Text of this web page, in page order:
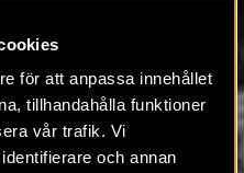
för att anpassa innehållet
tillhandahålla funktioner
vår trafik. Vi
och annan